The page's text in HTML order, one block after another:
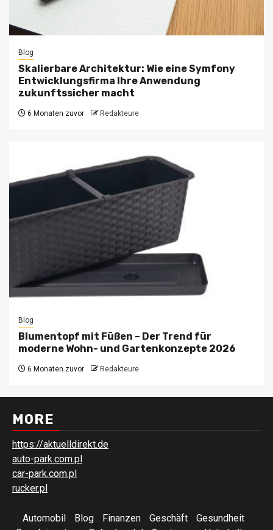
Blog
Skalierbare Architektur: Wie eine Symfony
Entwicklungsfirma Ihre Anwendung
zukunftssicher macht
6 Monaten zuvor Redakteure
Blog
Blumentopf mit Füßen – Der Trend für
moderne Wohn- und Gartenkonzepte 2026
6 Monaten zuvor Redakteure
MORE
https://aktuelldirekt.de
auto-park.com.pl
car-park.com.pl
rucker.pl
Automobil Blog Finanzen Geschäft
Gesundheit